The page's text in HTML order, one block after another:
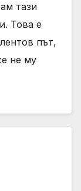
тази
Това е
път,
не му